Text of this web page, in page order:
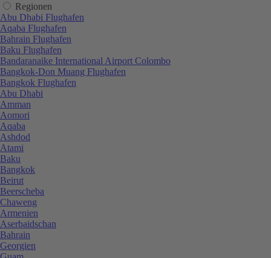
Regionen
Abu Dhabi Flughafen
Aqaba Flughafen
Bahrain Flughafen
Baku Flughafen
Bandaranaike International Airport Colombo
Bangkok-Don Muang Flughafen
Bangkok Flughafen
Abu Dhabi
Amman
Aomori
Aqaba
Ashdod
Atami
Baku
Bangkok
Beirut
Beerscheba
Chaweng
Armenien
Aserbaidschan
Bahrain
Georgien